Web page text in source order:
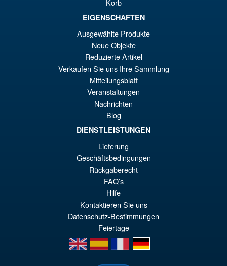
PRE ORDENA
S.H.MonsterArts Godzilla
Tokyo SOS Kiryu Graphic Plus
( Mechagodzilla )
PRE ORDENA
Korb
EIGENSCHAFTEN
Ausgewählte Produkte
Neue Objekte
Reduzierte Artikel
Verkaufen Sie uns Ihre Sammlung
Mitteilungsblatt
Veranstaltungen
Nachrichten
Blog
DIENSTLEISTUNGEN
Lieferung
Geschäftsbedingungen
Rückgaberecht
FAQ’s
Hilfe
Kontaktieren Sie uns
Datenschutz-Bestimmungen
Feiertage
en
es fr de